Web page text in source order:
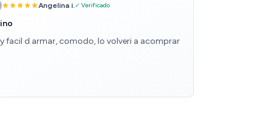
Angelina i.✓ Verificado
facil d armar, comodo, lo volveri a acomprar